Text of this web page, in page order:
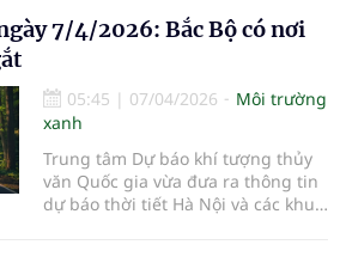
7/4/2026: Bắc Bộ có nơi
05:45 | 07/04/2026
Môi trường
xanh
Trung tâm Dự báo khí tượng thủy
văn Quốc gia vừa đưa ra thông tin
dự báo thời tiết Hà Nội và các khu